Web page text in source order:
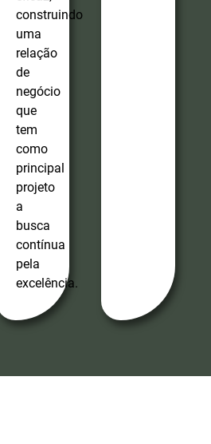
construindo
uma
relação
de
negócio
que
tem
como
principal
projeto
a
busca
contínua
pela
excelência.